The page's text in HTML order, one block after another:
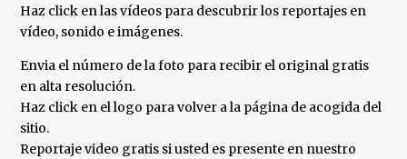
Haz click en las vídeos para descubrir los reportajes en
vídeo, sonido e imágenes.
Envia el número de la foto para recibir el original gratis
en alta resolución.
Haz click en el logo para volver a la página de acogida del
sitio.
Reportaje video gratis si usted es presente en nuestro